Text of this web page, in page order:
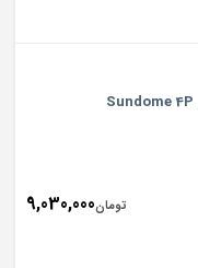
تومان9,030,000